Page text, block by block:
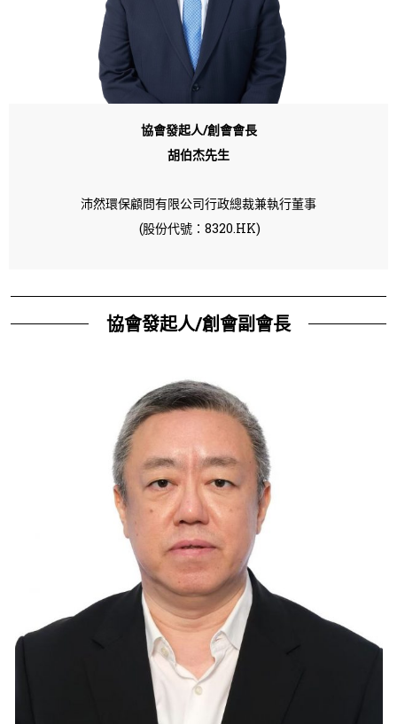
協會發起人/創會會長
胡伯杰先生
沛然環保顧問有限公司行政總裁兼執行董事
(股份代號：8320.HK)
協會發起人/創會副會長